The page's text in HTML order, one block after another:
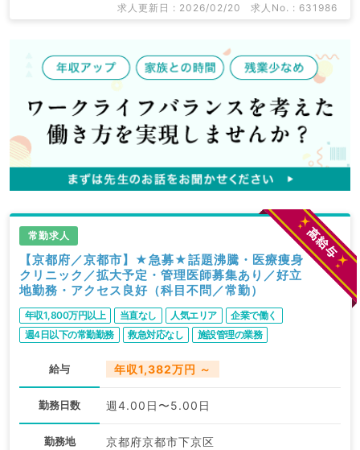
求人更新日 : 2026/02/20 求人No. : 631986
常勤求人
【京都府／京都市】★急募★話題沸騰・医療痩身
クリニック／拡大予定・管理医師募集あり／好立
地勤務・アクセス良好（科目不問／常勤）
年収1,800万円以上 当直なし 人気エリア
企業で働く
週4日以下の常勤勤務
救急対応なし
施設管理の業務
WEB面接可
高給与
給与 年収1,382万円 ～
勤務日数 週4.00日〜5.00日
勤務地 京都府京都市下京区